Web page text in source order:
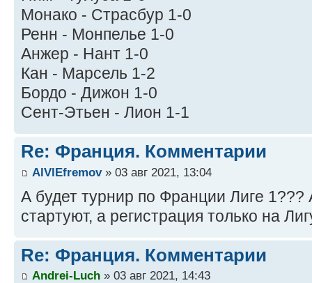
Монако - Страсбур 1-0
Ренн - Монпелье 1-0
Анжер - Нант 1-0
Кан - Марсель 1-2
Бордо - Дижон 1-0
Сент-Этьен - Лион 1-1
Re: Франция. Комментарии
AlVlEfremov» 03 авг 2021, 13:04
А будет турнир по Франции Лиге 1???
стартуют, а регистрация только на
Re: Франция. Комментарии
Andrei-Luch » 03 авг 2021, 14:43